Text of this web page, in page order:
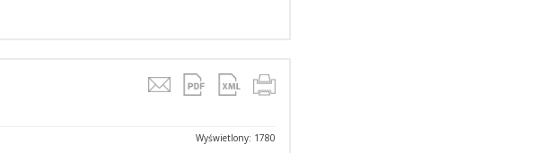
Wyświetlony: 1780